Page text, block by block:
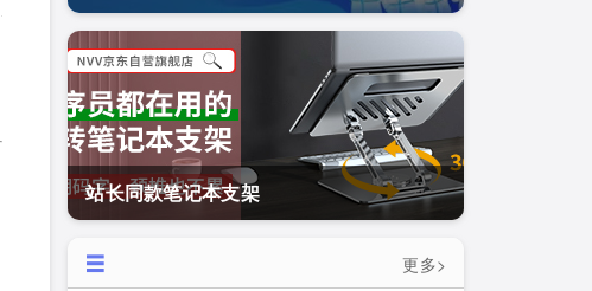
站长同款笔记本支架
更多>